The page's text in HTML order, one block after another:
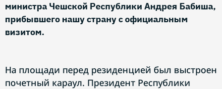
министра Чешской Республики Андрея Бабиша,
прибывшего нашу страну с официальным
визитом.
На площади перед резиденцией был выстроен
почетный караул. Президент Республики